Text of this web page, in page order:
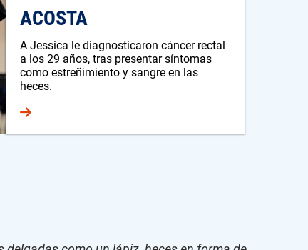
ACOSTA
A Jessica le diagnosticaron cáncer rectal
a los 29 años, tras presentar síntomas
como estreñimiento y sangre en las
heces.